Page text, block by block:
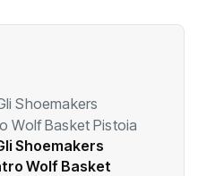
Shoemakers
Wolf Basket